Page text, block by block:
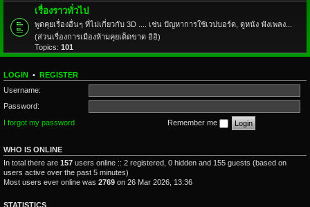
เรื่องราวทั่วไป
พูดคุยเรื่องอื่นๆ ที่ไม่เกี่ยวกับ 3D .... เช่น ปัญหาการใช้เวปบอร์ด, ดูหนัง ฟังเพลง...
(ส่วนเรื่องการเมืองห้ามคุยเด็ดขาด อิอิ)
Topics: 101
LOGIN • REGISTER
Username:
Password:
I forgot my password
Remember me
WHO IS ONLINE
In total there are 157 users online :: 2 registered, 0 hidden and 155 guests (based on
users active over the past 5 minutes)
Most users ever online was 2769 on 26 Mar 2026, 13:36
STATISTICS